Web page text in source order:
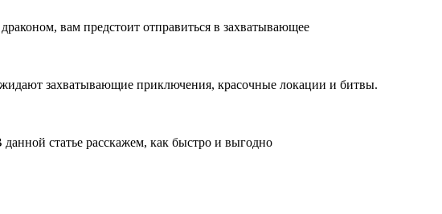
вам предстоит отправиться в захватывающее
захватывающие приключения, красочные локации и битвы.
статье расскажем, как быстро и выгодно